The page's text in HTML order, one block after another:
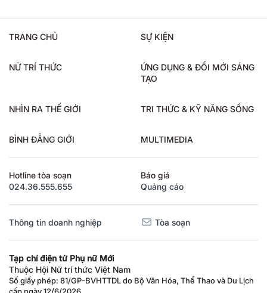
TRANG CHỦ SỰ KIỆN
NỮ TRÍ THỨC
ỨNG DỤNG & ĐỔI MỚI SÁNG
TẠO
NHÌN RA THẾ GIỚI TRI THỨC & KỸ NĂNG SỐNG
BÌNH ĐẲNG GIỚI MULTIMEDIA
Hotline tòa soạn
024.36.555.655
Báo giá
Quảng cáo
Thông tin doanh nghiệp Tòa soạn
Tạp chí điện tử Phụ nữ Mới
Thuộc Hội Nữ trí thức Việt Nam
Số giấy phép: 81/GP-BVHTTDL do Bộ Văn Hóa, Thể Thao và Du Lịch